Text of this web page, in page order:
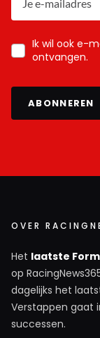
Ik wil ook e-
ontvangen.
ABONNEREN
OVER
Het laatste
op
dagelijks het
Verstappen gaat
successen.